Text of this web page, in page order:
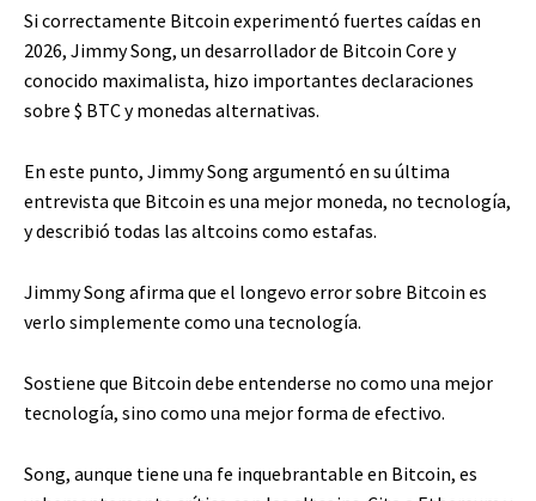
Si correctamente Bitcoin experimentó fuertes caídas en
2026, Jimmy Song, un desarrollador de Bitcoin Core y
conocido maximalista, hizo importantes declaraciones
sobre $ BTCy monedas alternativas.
En este punto, Jimmy Song argumentó en su última
entrevista que Bitcoin es una mejor moneda, no tecnología,
y describió todas las altcoins como estafas.
Jimmy Song afirma que el longevo error sobre Bitcoin es
verlo simplemente como una tecnología.
Sostiene que Bitcoin debe entenderse no como una mejor
tecnología, sino como una mejor forma de efectivo.
Song, aunque tiene una fe inquebrantable en Bitcoin, es